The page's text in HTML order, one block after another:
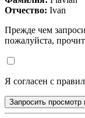
Отчество: Ivan
Прежде чем
пожалуйста,
Я согласен с
Запросить просмотр